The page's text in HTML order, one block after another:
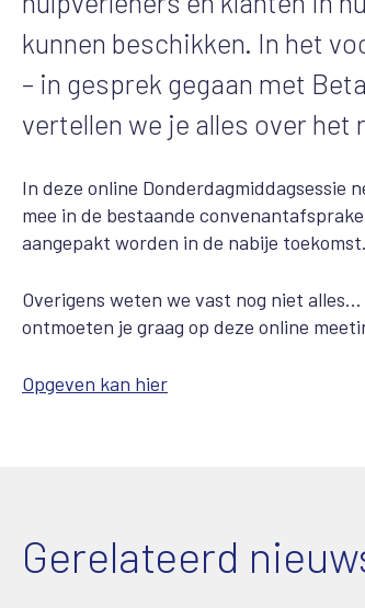
kunnen beschikken. In het
– in gesprek gegaan met
vertellen we je alles over
In deze online Donderdagmiddagsessie
mee in de bestaande
aangepakt worden in de nabije toekomst.
Overigens weten we vast nog niet
ontmoeten je graag op deze online
Opgeven kan hier
Gerelateerd